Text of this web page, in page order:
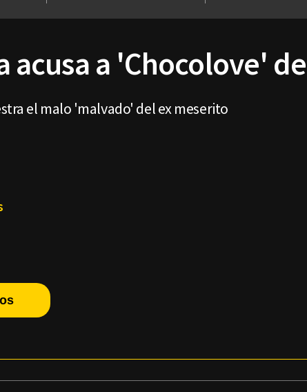
acusa a 'Chocolove'
el malo 'malvado' del ex meserito